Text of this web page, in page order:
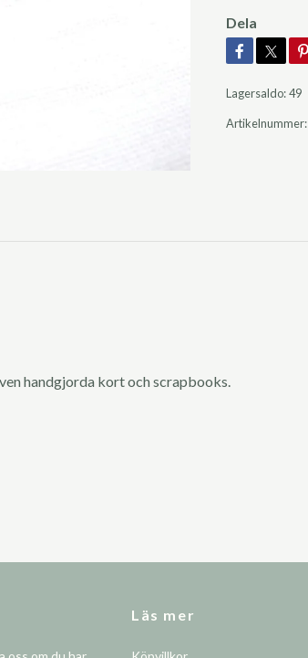
Dela
Lagersaldo:49
Artikelnummer:
handgjorda kort och scrapbooks.
Läs mer